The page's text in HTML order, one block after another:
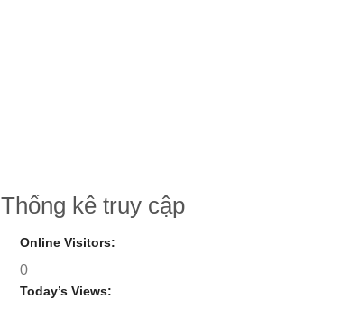
Thống kê truy cập
Online Visitors:
0
Today’s Views: